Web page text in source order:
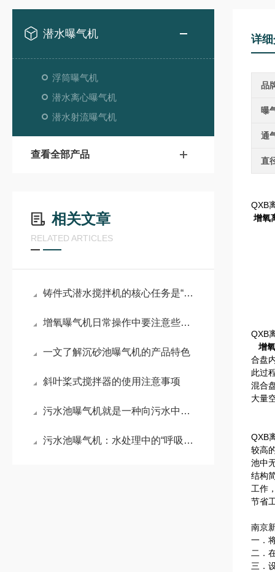
潜水曝气机
浮筒曝气机
潜水离心曝气机
潜水射流曝气机
查看全部产品
相关文章
RELATED ARTICLES
铸件式潜水搅拌机的核心任务是“搅动水流”
增氧曝气机日常操作中要注意些什么事项？
一文了解沉砂池曝气机的产品特色
斜叶桨式搅拌器的使用注意事项
污水池曝气机就是一种向污水中强制充入空气的机械装置
污水池曝气机：水处理中的“呼吸引擎”
详
品
曝
通
直
QXB
增氧
QXB
增
合盘
此过
混合
大量
QXB
较高
池中
结构
工作
节省
南京
一．
二．
三．